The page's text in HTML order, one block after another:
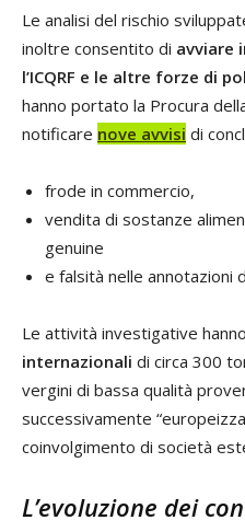
Le analisi del rischio
inoltre consentito di avviare
l’ICQRF e le altre forze di
hanno portato la Procura
notificare nove avvisi di
frode in commercio,
vendita di sostanze
genuine
e falsità nelle annotazioni
Le attività investigative
internazionali di circa 300
vergini di bassa qualità
successivamente
coinvolgimento di società
L’evoluzione dei